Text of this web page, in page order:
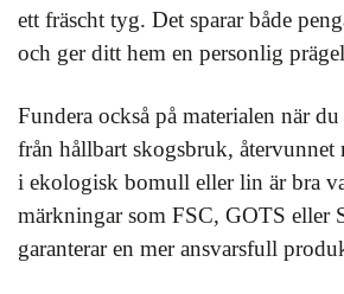
ett fräscht tyg. Det sparar både
och ger ditt hem en personlig
Fundera också på materialen när
från hållbart skogsbruk,
i ekologisk bomull eller lin är bra
märkningar som FSC, GOTS eller
garanterar en mer ansvarsfull